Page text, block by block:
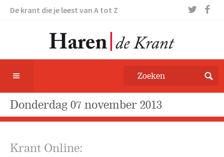
De krant die je leest van A tot Z
donderdag 07 november 2013
Krant Online: